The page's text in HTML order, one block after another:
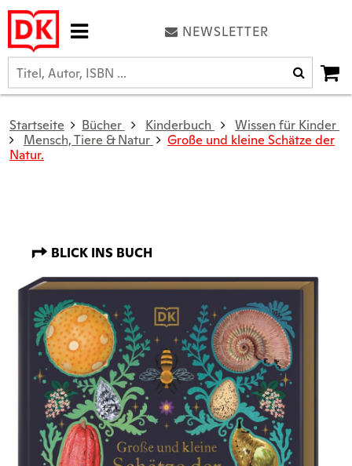
NEWSLETTER
Startseite Bücher Kinderbuch
Wissen für Kinder
Mensch, Tiere & Natur
Große und kleine Schätze der
Natur.
BLICK INS BUCH